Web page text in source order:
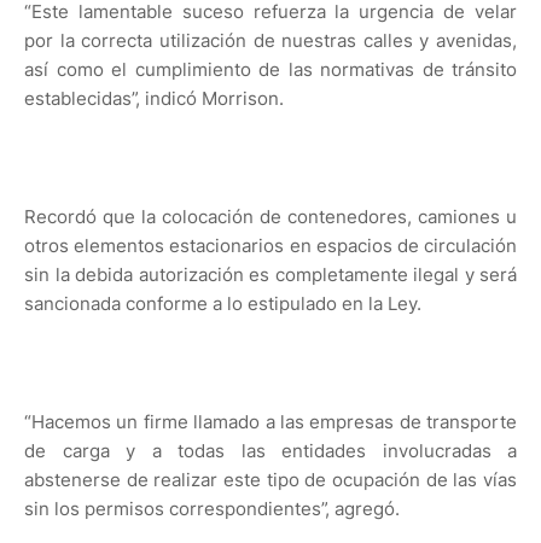
“Este lamentable suceso refuerza la urgencia de velar
por la correcta utilización de nuestras calles y avenidas,
así como el cumplimiento de las normativas de tránsito
establecidas”, indicó Morrison.
Recordó que la colocación de contenedores, camiones u
otros elementos estacionarios en espacios de circulación
sin la debida autorización es completamente ilegal y será
sancionada conforme a lo estipulado en la Ley.
“Hacemos un firme llamado a las empresas de transporte
de carga y a todas las entidades involucradas a
abstenerse de realizar este tipo de ocupación de las vías
sin los permisos correspondientes”, agregó.